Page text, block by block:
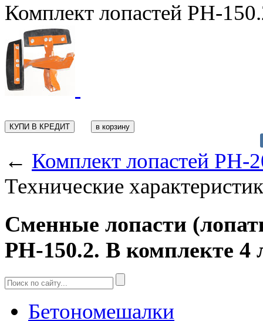
Комплект лопастей РН-
КУПИ В КРЕДИТ
← Комплект лопастей РН-
Технические
Сменные лопасти
РН-150.2. В комплекте 4
Бетономешалки